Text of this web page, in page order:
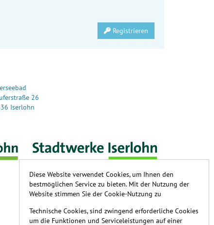
Registrieren
26
Iserlohn
Diese Website verwendet Cookies, um Ihnen den
bestmöglichen Service zu bieten. Mit der Nutzung der
Website stimmen Sie der Cookie-Nutzung zu
Technische Cookies, sind zwingend erforderliche Cookies
um die Funktionen und Serviceleistungen auf einer